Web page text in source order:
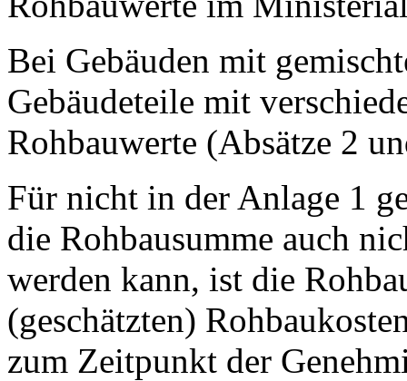
Bei Gebäuden mit
Gebäudeteile mit
Rohbauwerte (Absätze 2
Für nicht in der Anlage 1
die Rohbausumme auch
werden kann, ist die
(geschätzten)
zum Zeitpunkt der